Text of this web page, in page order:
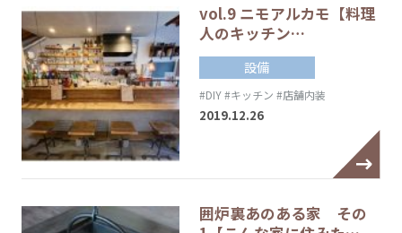
vol.9 ニモアルカモ【料理
人のキッチン…
設備
#DIY#キッチン #店舗内装
2019.12.26
囲炉裏あのある家 その